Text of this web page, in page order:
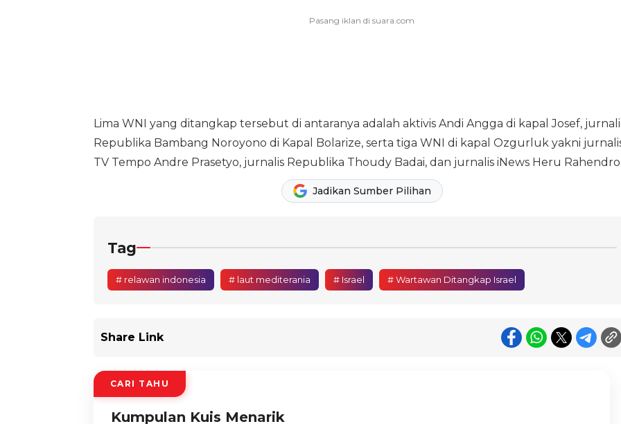
Lima WNI yang ditangkap tersebut di antaranya adalah aktivis Andi Angga di kapal Josef,
Republika Bambang Noroyono di Kapal Bolarize, serta tiga WNI di kapal Ozgurluk yakni
TV Tempo Andre Prasetyo, jurnalis Republika Thoudy Badai, dan jurnalis iNews Heru
Jadikan Sumber Pilihan
Tag
# relawan indonesia # laut mediterania # Israel # Wartawan Ditangkap Israel
Share Link
CARI TAHU
Kumpulan Kuis Menarik